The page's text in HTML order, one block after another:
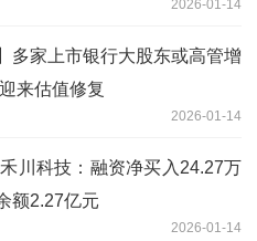
2026-01-14
多家上市银行大股东或高管增
来估值修复
2026-01-14
川科技：融资净买入24.27万
额2.27亿元
2026-01-14